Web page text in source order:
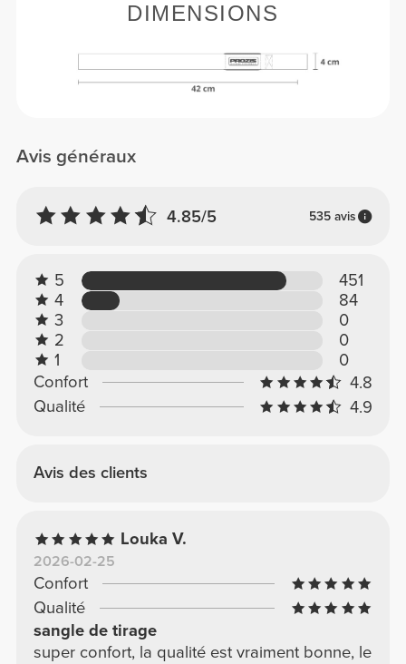
Avis généraux
4.85/5 535 avis
5
451
4
84
3
0
2
0
1
0
Confort
4.8
Qualité
4.9
Avis des clients
Louka V.
2026-02-25
Confort
Qualité
sangle de tirage
super confort, la qualité est vraiment bonne, le
DIMENSIONS